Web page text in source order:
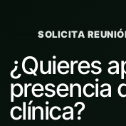
SOLICITA
¿Quieres
presencia
clínica?